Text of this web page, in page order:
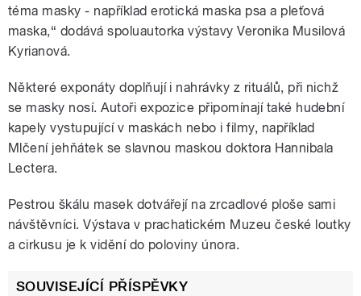
téma masky - například erotická maska psa a pleťová
maska,“ dodává spoluautorka výstavy Veronika Musilová
Kyrianová.
Některé exponáty doplňují i nahrávky z rituálů, při nichž
se masky nosí. Autoři expozice připomínají také hudební
kapely vystupující v maskách nebo i filmy, například
Mlčení jehňátek se slavnou maskou doktora Hannibala
Lectera.
Pestrou škálu masek dotvářejí na zrcadlové ploše sami
návštěvníci. Výstava v prachatickém Muzeu české loutky
a cirkusu je k vidění do poloviny února.
SOUVISEJÍCÍ PŘÍSPĚVKY